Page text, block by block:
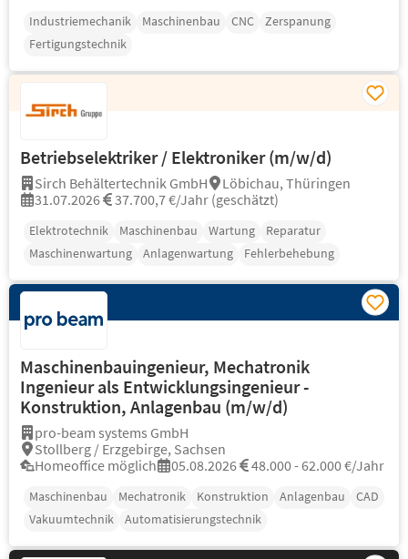
Industriemechanik Maschinenbau CNC
Zerspanung
Fertigungstechnik
Betriebselektriker / Elektroniker (m/w/d)
Sirch Behältertechnik GmbH
Löbichau, Thüringen
31.07.2026
37.700,7 €/Jahr (geschätzt)
Elektrotechnik Maschinenbau Wartung
Reparatur
Maschinenwartung
Anlagenwartung Fehlerbehebung
Maschinenbauingenieur, Mechatronik
Ingenieur als Entwicklungsingenieur -
Konstruktion, Anlagenbau (m/w/d)
pro-beam systems GmbH
Stollberg / Erzgebirge, Sachsen
Homeoffice möglich
05.08.2026 48.000 - 62.000 €/Jahr
Maschinenbau Mechatronik Konstruktion Anlagenbau
CAD
Vakuumtechnik
Automatisierungstechnik